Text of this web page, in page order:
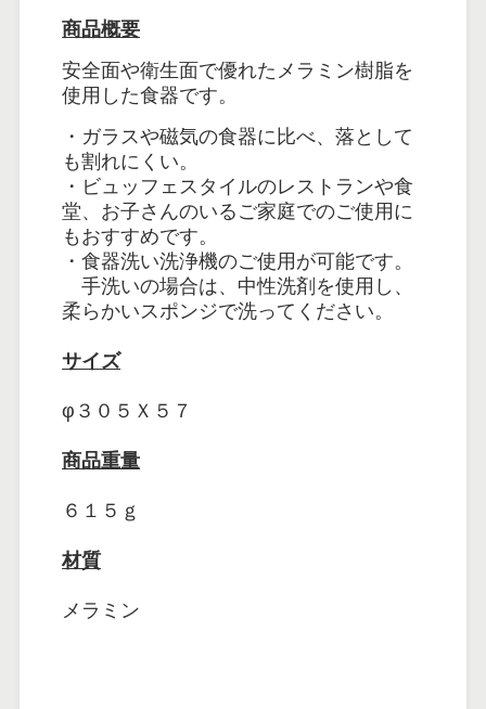
商品概要
安全面や衛生面で優れたメラミン樹脂を
使用した食器です。
・ガラスや磁気の食器に比べ、落として
も割れにくい。
・ビュッフェスタイルのレストランや食
堂、お子さんのいるご家庭でのご使用に
もおすすめです。
・食器洗い洗浄機のご使用が可能です。
手洗いの場合は、中性洗剤を使用し、
柔らかいスポンジで洗ってください。
サイズ
φ３０５Ｘ５７
商品重量
６１５ｇ
材質
メラミン